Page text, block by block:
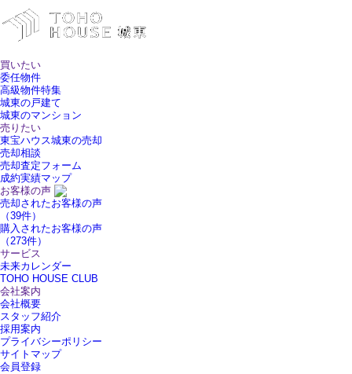
買いたい
委任物件
高級物件特集
城東の戸建て
城東のマンション
売りたい
東宝ハウス城東の売却
売却相談
売却査定フォーム
成約実績マップ
お客様の声
売却されたお客様の声
（39件）
購入されたお客様の声
（273件）
サービス
未来カレンダー
TOHO HOUSE CLUB
会社案内
会社概要
スタッフ紹介
採用案内
プライバシーポリシー
サイトマップ
会員登録